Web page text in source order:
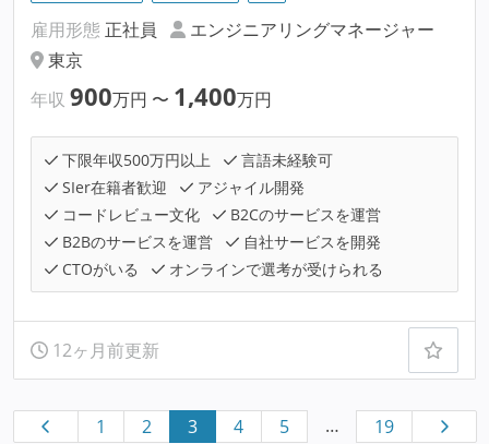
雇用形態 正社員
エンジニアリングマネージャー
東京
年収 900万円 〜 1,400万円
下限年収500万円以上
言語未経験可
SIer在籍者歓迎
アジャイル開発
コードレビュー文化
B2Cのサービスを運営
B2Bのサービスを運営
自社サービスを開発
CTOがいる
オンラインで選考が受けられる
12ヶ月前更新
1 2 3 4 5 … 19